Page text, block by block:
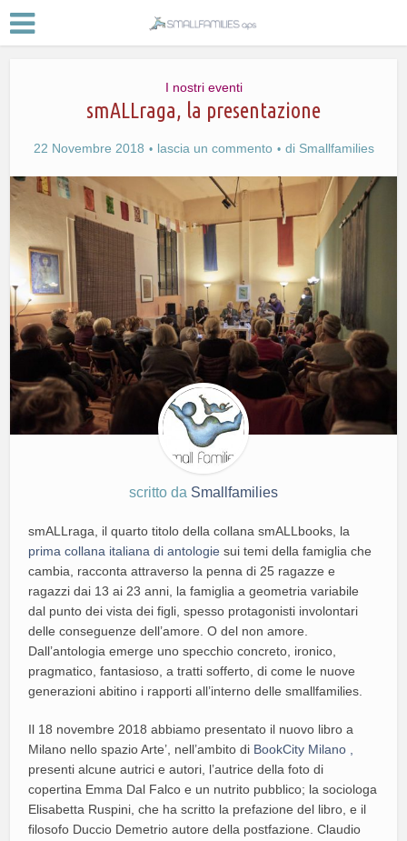
I nostri eventi
smALLraga, la presentazione
22 Novembre 2018 lascia un commento di Smallfamilies
scritto da Smallfamilies
smALLraga, il quarto titolo della collana smALLbooks, la
prima collana italiana di antologie sui temi della famiglia che
cambia, racconta attraverso la penna di 25 ragazze e
ragazzi dai 13 ai 23 anni, la famiglia a geometria variabile
dal punto dei vista dei figli, spesso protagonisti involontari
delle conseguenze dell’amore. O del non amore.
Dall’antologia emerge uno specchio concreto, ironico,
pragmatico, fantasioso, a tratti sofferto, di come le nuove
generazioni abitino i rapporti all’interno delle smallfamilies.
Il 18 novembre 2018 abbiamo presentato il nuovo libro a
Milano nello spazio Arte’, nell’ambito di BookCity Milano ,
presenti alcune autrici e autori, l’autrice della foto di
copertina Emma Dal Falco e un nutrito pubblico; la sociologa
Elisabetta Ruspini, che ha scritto la prefazione del libro, e il
filosofo Duccio Demetrio autore della postfazione. Claudio